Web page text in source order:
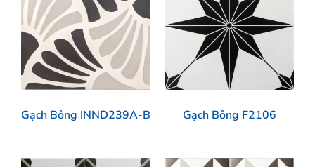
Gạch Bông INND239A-B Gạch Bông F2106